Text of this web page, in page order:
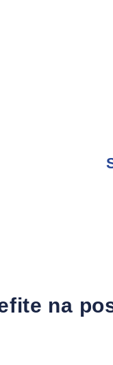
na